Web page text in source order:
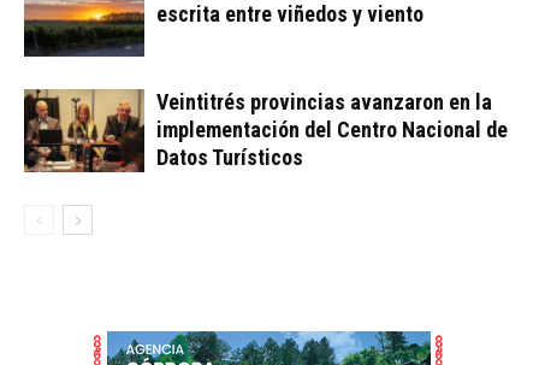
escrita entre viñedos y viento
Veintitrés provincias avanzaron en la
implementación del Centro Nacional de
Datos Turísticos